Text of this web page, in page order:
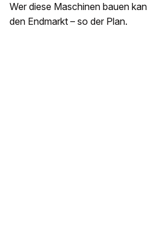
Wer diese Maschinen bauen
den Endmarkt – so der Plan.